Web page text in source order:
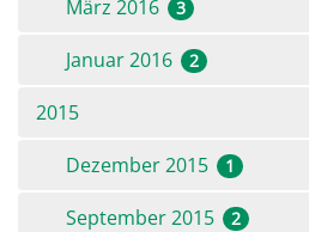
März 2016 3
Januar 2016 2
2015
Dezember 2015
1
September 2015 2